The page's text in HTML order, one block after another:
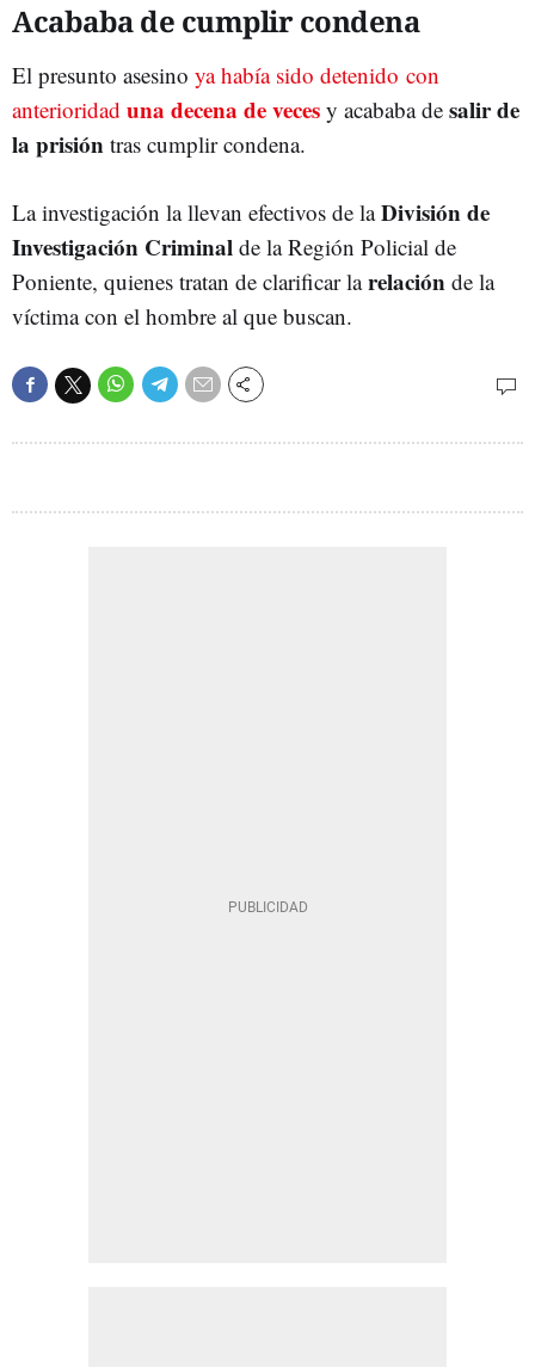
Acababa de cumplir condena
El presunto asesino ya había sido detenido con
anterioridad una decena de veces y acababa de salir de
la prisión tras cumplir condena.
La investigación la llevan efectivos de laDivisión de
Investigación Criminal de la Región Policial de
Poniente, quienes tratan de clarificar larelación de la
víctima con el hombre al que buscan.